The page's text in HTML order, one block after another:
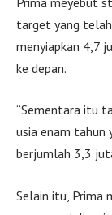
target yang
menyiapkan 4,7
ke depan.
“Sementara itu
usia enam tahun
berjumlah 3,3
Selain itu, Prima